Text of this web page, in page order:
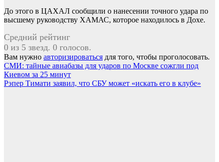
До этого в ЦАХАЛ сообщили о нанесении точного удара по
высшему руководству ХАМАС, которое находилось в Дохе.
Средний рейтинг
0 из 5 звезд. 0 голосов.
Вам нужно авторизироваться для того, чтобы проголосовать.
Навигация
по
СМИ: тайные авиабазы для ударов по Москве сожгли под
Киевом за 25 минут
Рэпер Тимати заявил, что СБУ может «искать его в клубе»